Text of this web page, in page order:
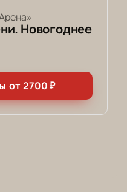
Новогоднее
от 2700₽